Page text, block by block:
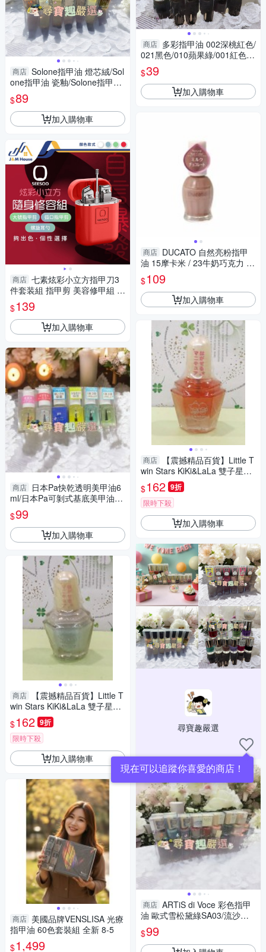
商店 Solone指甲油 燈芯絨/Sol
one指甲油 瓷釉/Solone指甲油
陶坯/Solone指甲油 亞麻布/Sol
one指甲油 古董蕾絲/
$89
加入購物車
商店 七素炫彩小立方指甲刀3
件套装組 指甲剪 美容修甲組 隨
身指甲刀 斜口指甲刀 掏耳棒 挖
耳棒
$139
加入購物車
商店 日本Pa快乾透明美甲油6
ml/日本Pa可剝式基底美甲油6
ml/日本Pa硬甲底油6ml/日本Pa
指緣油6ml/日本Pa護甲
$99
加入購物車
商店
【震撼精品百貨】Little T
win Stars KiKi&LaLa 雙子星小
天使~Sanrio指甲油-藍#03001
$162 9折
限時下殺
加入購物車
商店 美國品牌VENSLISA 光療
指甲油 60色套裝組 全新 8-5
$1,499
商店 多彩指甲油 002深桃紅色/
021黑色/010蘋果綠/001紅色/0
06藕粉色/015淺紫色/012藍綠
色/023白色/024透明/016深
$39
加入購物車
商店 DUCATO 自然亮粉指甲
油 15摩卡米 / 23牛奶巧克力 11
ml
$109
加入購物車
商店
【震撼精品百貨】Little T
win Stars KiKi&LaLa 雙子星小
天使~Sanrio指甲油-粉#03003
$162 9折
限時下殺
加入購物車
尋寶趣嚴選
現在可以追蹤你喜愛的商店！
商店 ARTiS di Voce 彩色指甲
油 歐式雪松黛綠SA03/流沙玫
瑰灰SA01/氤氳朦朧TL05/LN08
Fuzzy Violet/LN07 Gentle Viol
er/
$99